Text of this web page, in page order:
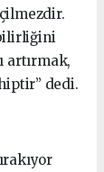
artırmak,
dedi.